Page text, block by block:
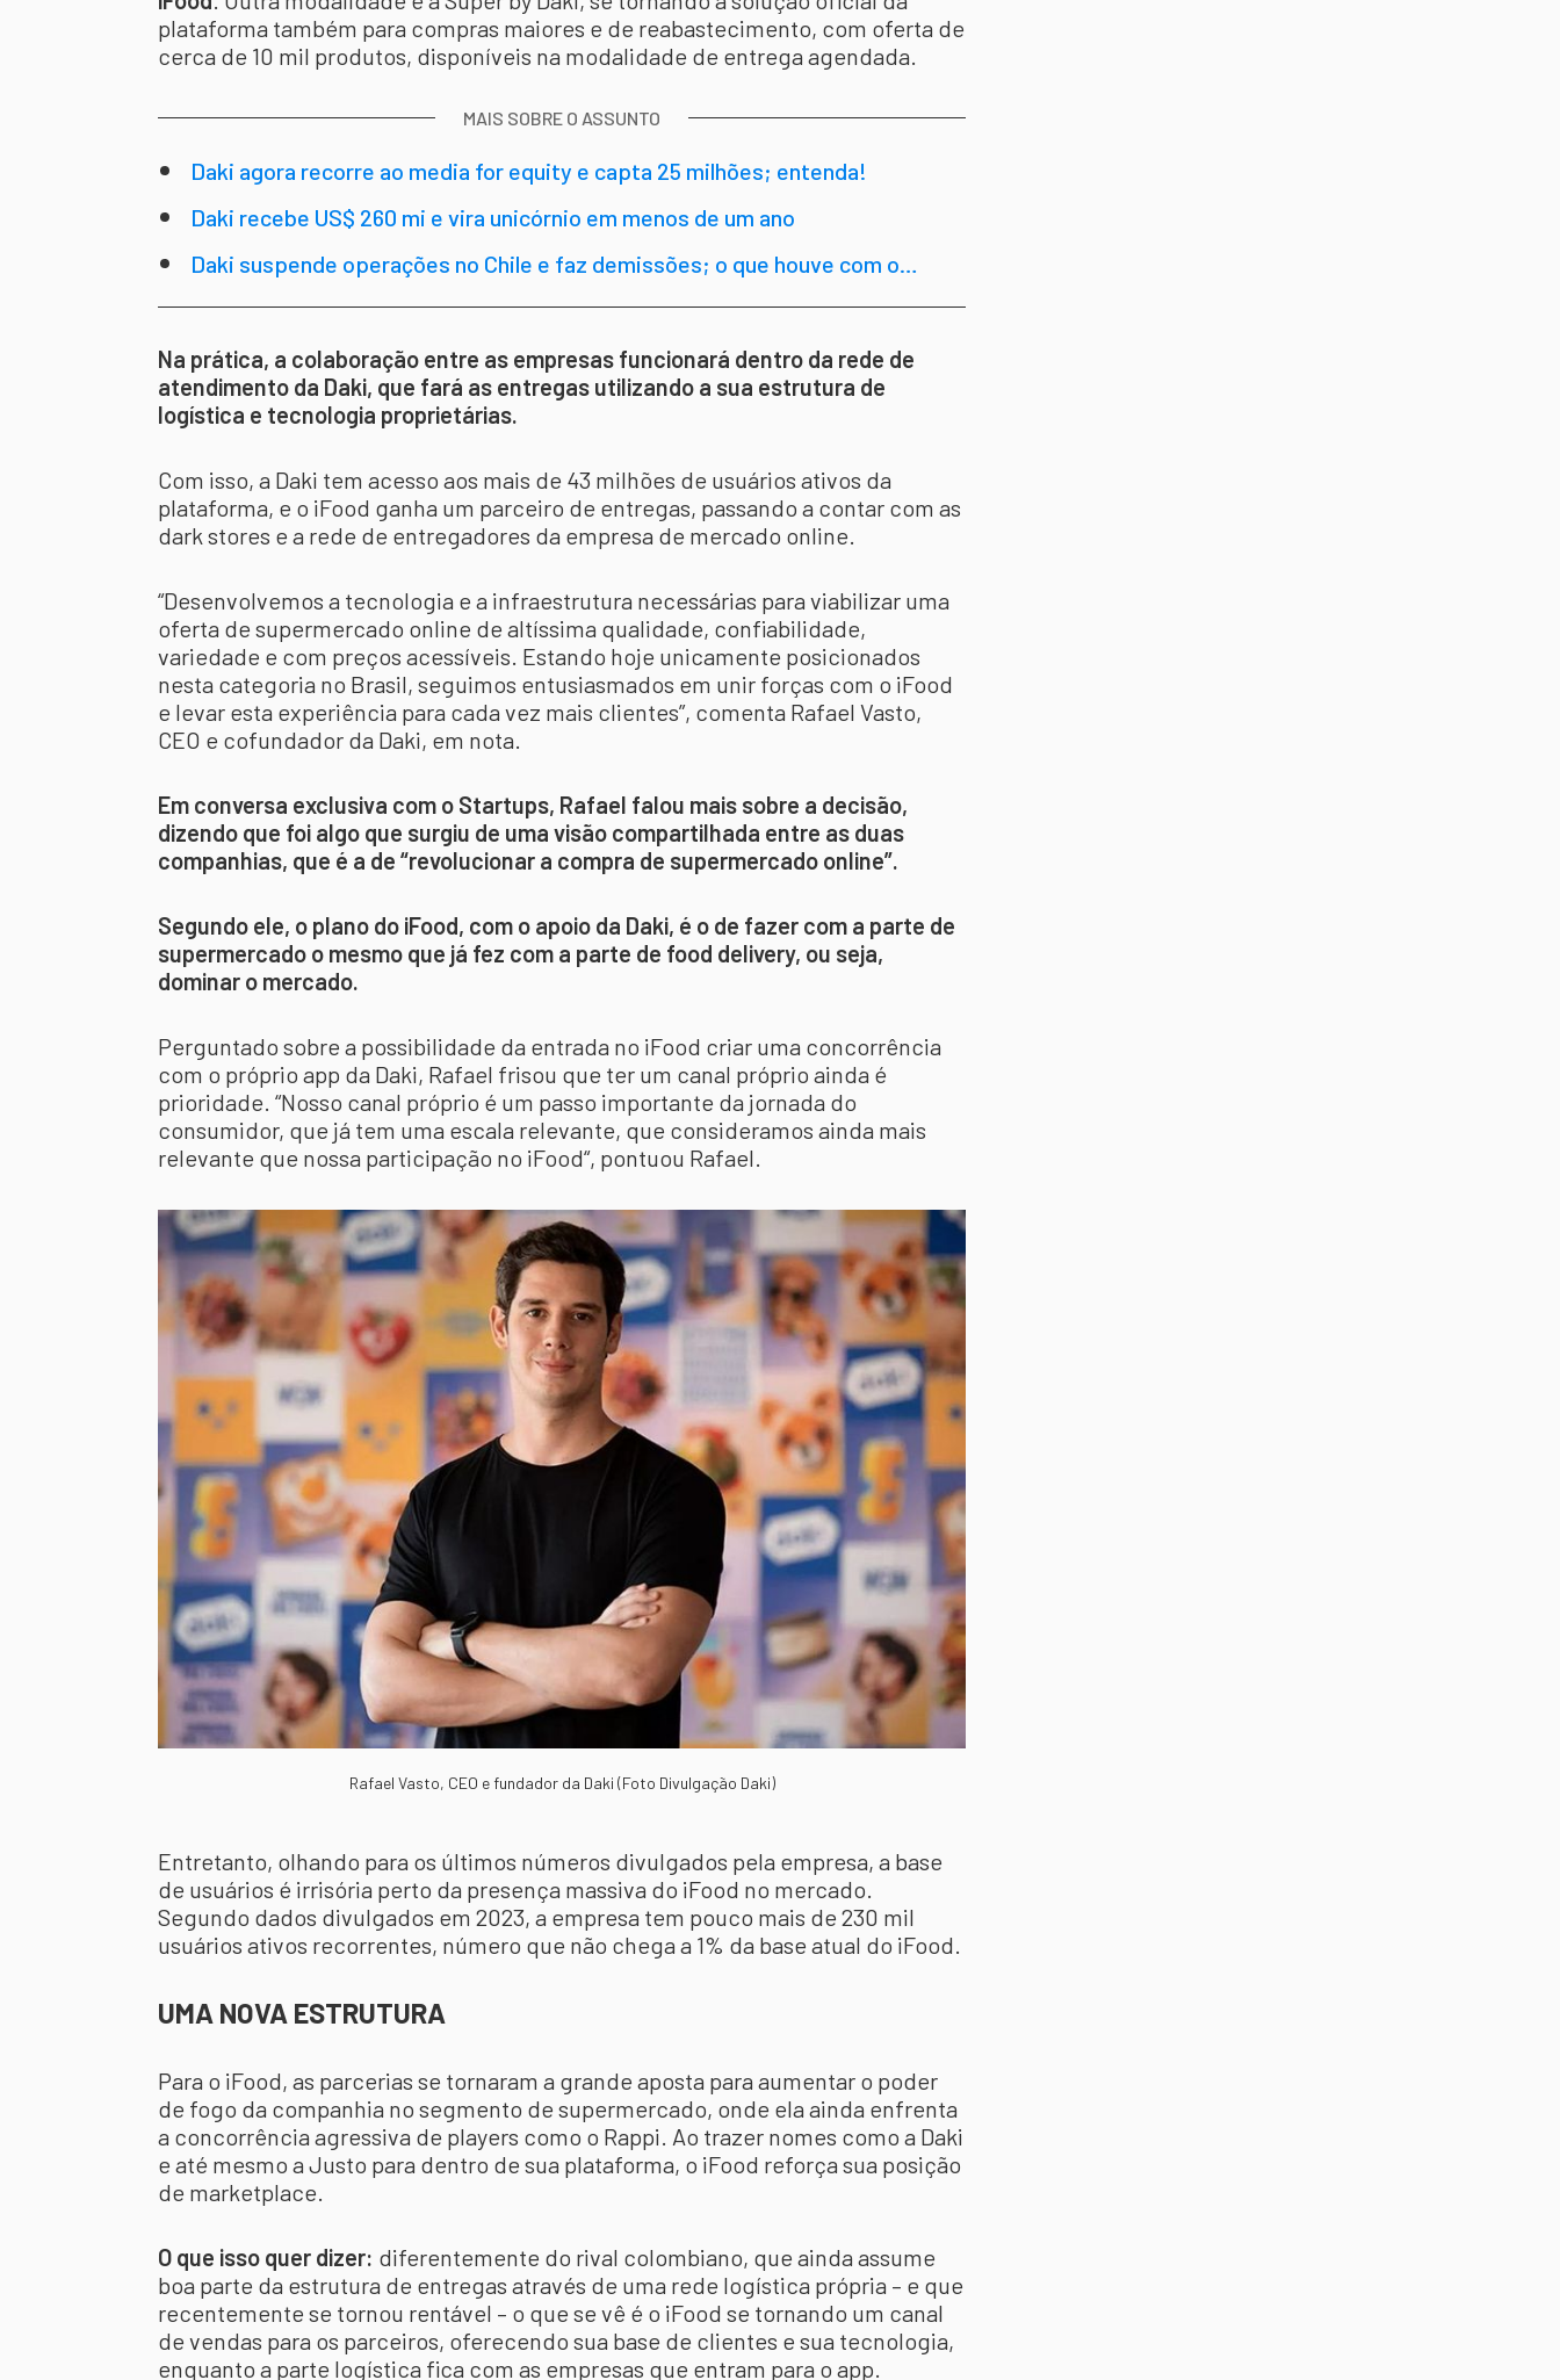
plataforma também para compras maiores e de reabastecimento, com oferta de
cerca de 10 mil produtos, disponíveis na modalidade de entrega agendada.
MAIS SOBRE O ASSUNTO
Daki agora recorre ao media for equity e capta 25 milhões; entenda!
Daki recebe US$ 260 mi e vira unicórnio em menos de um ano
Daki suspende operações no Chile e faz demissões; o que houve com o
Na prática, a colaboração entre as empresas funcionará dentro da rede de
atendimento da Daki, que fará as entregas utilizando a sua estrutura de
logística e tecnologia proprietárias.
Com isso, a Daki tem acesso aos mais de 43 milhões de usuários ativos da
plataforma, e o iFood ganha um parceiro de entregas, passando a contar com as
dark stores e a rede de entregadores da empresa de mercado online.
“Desenvolvemos a tecnologia e a infraestrutura necessárias para viabilizar uma
oferta de supermercado online de altíssima qualidade, confiabilidade,
variedade e com preços acessíveis. Estando hoje unicamente posicionados
nesta categoria no Brasil, seguimos entusiasmados em unir forças com o iFood
e levar esta experiência para cada vez mais clientes”, comenta Rafael Vasto,
CEO e cofundador da Daki, em nota.
Em conversa exclusiva com o Startups, Rafael falou mais sobre a decisão,
dizendo que foi algo que surgiu de uma visão compartilhada entre as duas
companhias, que é a de “revolucionar a compra de supermercado online”.
Segundo ele, o plano do iFood, com o apoio da Daki, é o de fazer com a parte de
supermercado o mesmo que já fez com a parte de food delivery, ou seja,
dominar o mercado.
Perguntado sobre a possibilidade da entrada no iFood criar uma concorrência
com o próprio app da Daki, Rafael frisou que ter um canal próprio ainda é
prioridade. “Nosso canal próprio é um passo importante da jornada do
consumidor, que já tem uma escala relevante, que consideramos ainda mais
relevante que nossa participação no iFood“, pontuou Rafael.
Rafael Vasto, CEO e fundador da Daki (Foto Divulgação Daki)
Entretanto, olhando para os últimos números divulgados pela empresa, a base
de usuários é irrisória perto da presença massiva do iFood no mercado.
Segundo dados divulgados em 2023, a empresa tem pouco mais de 230 mil
usuários ativos recorrentes, número que não chega a 1% da base atual do iFood.
UMA NOVA ESTRUTURA
Para o iFood, as parcerias se tornaram a grande aposta para aumentar o poder
de fogo da companhia no segmento de supermercado, onde ela ainda enfrenta
a concorrência agressiva de players como o Rappi. Ao trazer nomes como a Daki
e até mesmo a Justo para dentro de sua plataforma, o iFood reforça sua posição
de marketplace.
O que isso quer dizer: diferentemente do rival colombiano, que ainda assume
boa parte da estrutura de entregas através de uma rede logística própria – e que
recentemente se tornou rentável – o que se vê é o iFood se tornando um canal
de vendas para os parceiros, oferecendo sua base de clientes e sua tecnologia,
enquanto a parte logística fica com as empresas que entram para o app.